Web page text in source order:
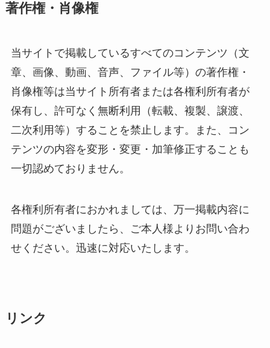
著作権・肖像権
当サイトで掲載しているすべてのコンテンツ（文
章、画像、動画、音声、ファイル等）の著作権・
肖像権等は当サイト所有者または各権利所有者が
保有し、許可なく無断利用（転載、複製、譲渡、
二次利用等）することを禁止します。また、コン
テンツの内容を変形・変更・加筆修正することも
一切認めておりません。
各権利所有者におかれましては、万一掲載内容に
問題がございましたら、ご本人様よりお問い合わ
せください。迅速に対応いたします。
リンク